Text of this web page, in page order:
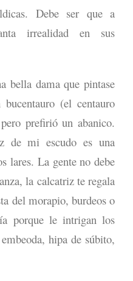
Debe ser que a
irrealidad en sus
bella dama que pintase
(el centauro
prefirió un abanico.
de mi escudo es una
lares. La gente no debe
la calcatriz te regala
del morapio, burdeos o
porque le intrigan los
hipa de súbito,